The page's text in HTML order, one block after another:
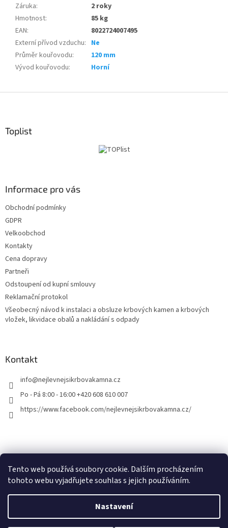
Tento web používá soubory cookie. Dalším procházením
tohoto webu vyjadřujete souhlas s jejich používáním.
Nastavení
Záruka:
2 roky
Hmotnost:
85 kg
EAN:
8022724007495
Externí přívod vzduchu: Ne
Průměr kouřovodu:
120 mm
Vývod kouřovodu: Horní
Toplist
Informace pro vás
Obchodní podmínky
GDPR
Velkoobchod
Kontakty
Cena dopravy
Partneři
Odstoupení od kupní smlouvy
Reklamační protokol
Všeobecný návod k instalaci a obsluze krbových kamen a krbových
vložek, likvidace obalů a nakládání s odpady
Kontakt
info@nejlevnejsikrbovakamna.cz
Po - Pá 8:00 - 16:00 +420 608 610 007
https://www.facebook.com/nejlevnejsikrbovakamna.cz/